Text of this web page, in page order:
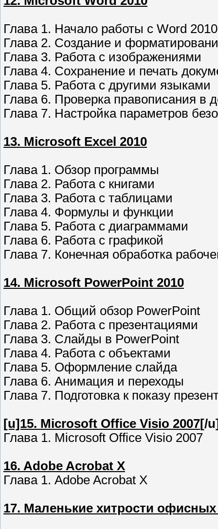
Глава 1. Начало работы с Word 2010
Глава 2. Создание и
Глава 3. Работа с изображениями
Глава 4. Сохранение и печать
Глава 5. Работа с другими языками
Глава 6. Проверка правописания в
Глава 7. Настройка параметров
13. Microsoft Excel 2010
Глава 1. Обзор программы
Глава 2. Работа с книгами
Глава 3. Работа с таблицами
Глава 4. Формулы и функции
Глава 5. Работа с диаграммами
Глава 6. Работа с графикой
Глава 7. Конечная обработка
14. Microsoft PowerPoint 2010
Глава 1. Общий обзор PowerPoint
Глава 2. Работа с презентациями
Глава 3. Слайды в PowerPoint
Глава 4. Работа с объектами
Глава 5. Оформление слайда
Глава 6. Анимация и переходы
Глава 7. Подготовка к показу
[u]15. Microsoft Office Visio 2007[/
Глава 1. Microsoft Office Visio 2007
16. Adobe Acrobat X
Глава 1. Adobe Acrobat X
17. Маленькие хитрости